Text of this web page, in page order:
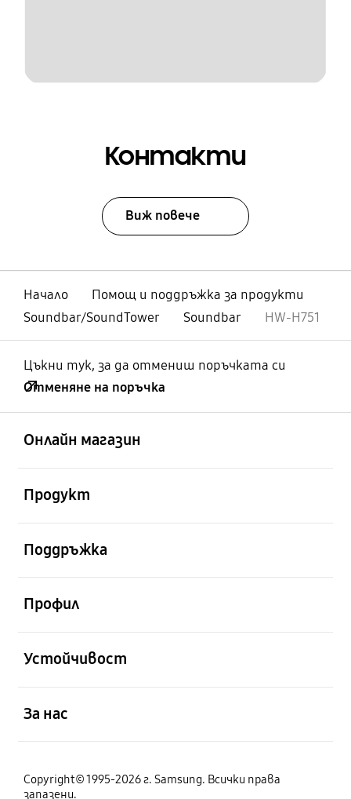
Контакти
Виж повече
Начало
Помощ и поддръжка за продукти
Soundbar/SoundTower
Soundbar HW-H751
Цъкни тук, за да отмениш поръчката си
Отменяне на поръчка
Онлайн магазин
Продукт
Поддръжка
Профил
Устойчивост
За нас
Copyright© 1995-2026 г. Samsung. Всички права
запазени.